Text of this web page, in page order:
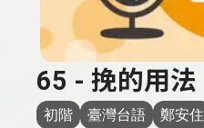
65 - 挽的用法
初階 臺灣台語 鄭安住